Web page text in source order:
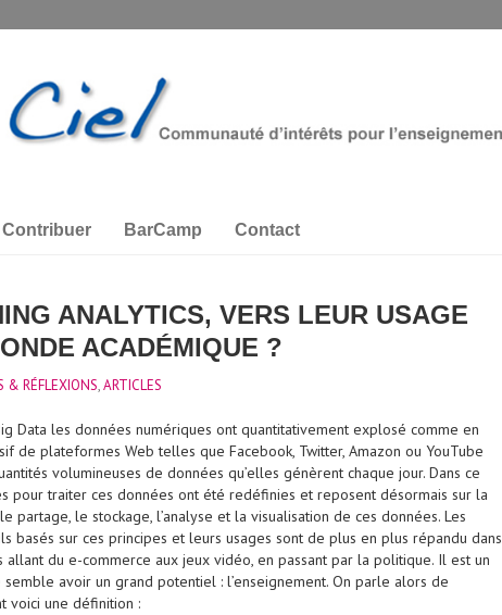
Contribuer BarCamp Contact
ANALYTICS, VERS LEUR USAGE
ACADÉMIQUE ?
& RÉFLEXIONS,ARTICLES
Data les données numériques ont quantitativement explosé comme en
de plateformes Web telles que Facebook, Twitter, Amazon ou YouTube
volumineuses de données qu’elles génèrent chaque jour. Dans ce
pour traiter ces données ont été redéfinies et reposent désormais sur la
partage, le stockage, l’analyse et la visualisation de ces données. Les
basés sur ces principes et leurs usages sont de plus en plus répandu dans
allant du e-commerce aux jeux vidéo, en passant par la politique. Il est un
avoir un grand potentiel : l’enseignement. On parle alors de
voici une définition :